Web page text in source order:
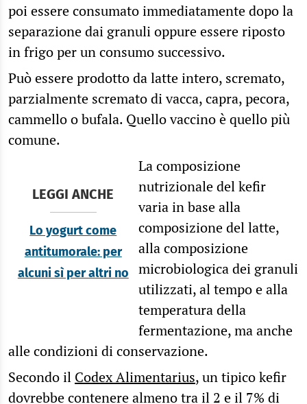
poi essere consumato immediatamente dopo la
separazione dai granuli oppure essere riposto
in frigo per un consumo successivo.
Può essere prodotto da latte intero, scremato,
parzialmente scremato di vacca, capra, pecora,
cammello o bufala. Quello vaccino è quello più
comune.
LEGGI ANCHE
Lo yogurt come
antitumorale: per
alcuni sì per altri no
La composizione
nutrizionale del kefir
varia in base alla
composizione del latte,
alla composizione
microbiologica dei granuli
utilizzati, al tempo e alla
temperatura della
fermentazione, ma anche
alle condizioni di conservazione.
Secondo il Codex Alimentarius, un tipico kefir
dovrebbe contenere almeno tra il 2 e il 7% di